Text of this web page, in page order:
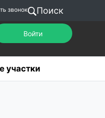
звонок Поиск
Войти
участки